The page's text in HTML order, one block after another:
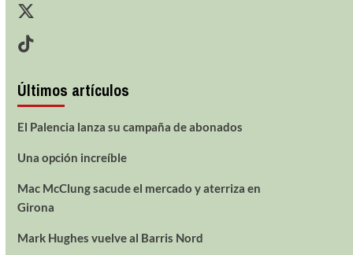
Últimos artículos
El Palencia lanza su campaña de abonados
Una opción increíble
Mac McClung sacude el mercado y aterriza en
Girona
Mark Hughes vuelve al Barris Nord